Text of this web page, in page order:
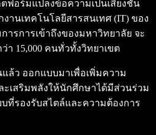
ฟอร์มแปลงข้อความเป็นเสียงชั้น
านเทคโนโลยีสารสนเทศ (IT) ของ
ารการเข้าถึงของมหาวิทยาลัย จะ
า 15,000 คนทั่วทั้งวิทยาเขต
ล้ว ออกแบบมาเพื่อเพิ่มความ
เสริมพลังให้นักศึกษาได้มีส่วนร่วม
ที่รองรับสไตล์และความต้องการ